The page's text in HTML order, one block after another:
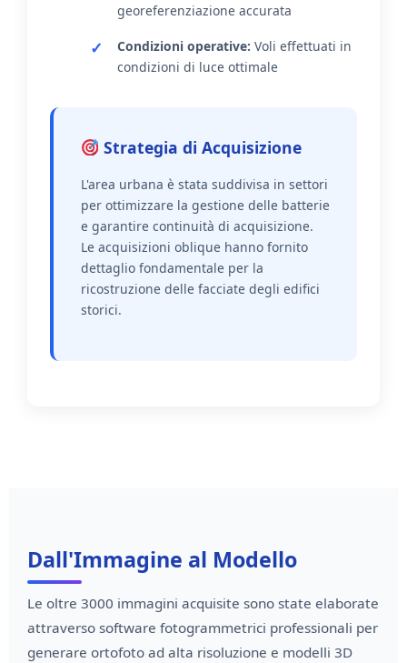
georeferenziazione accurata
Condizioni operative: Voli effettuati in
condizioni di luce ottimale
Strategia di Acquisizione
L'area urbana è stata suddivisa in settori
per ottimizzare la gestione delle batterie
e garantire continuità di acquisizione.
Le acquisizioni oblique hanno fornito
dettaglio fondamentale per la
ricostruzione delle facciate degli edifici
storici.
Dall'Immagine al Modello
Le oltre 3000 immagini acquisite sono state elaborate
attraverso software fotogrammetrici professionali per
generare ortofoto ad alta risoluzione e modelli 3D